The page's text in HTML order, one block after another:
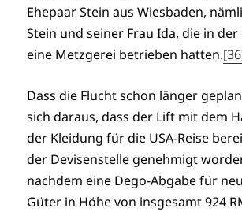
Ehepaar Stein aus Wiesbaden,
Stein und seiner Frau Ida, die in
eine Metzgerei betrieben hatten.
Dass die Flucht schon länger
sich daraus, dass der Lift mit dem
der Kleidung für die USA-Reise
der Devisenstelle genehmigt
nachdem eine Dego-Abgabe für
Güter in Höhe von insgesamt 924